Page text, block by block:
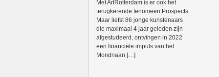
Met ArtRotterdam is er ook het
terugkerende fenomeen Prospects.
Maar liefst 86 jonge kunstenaars
die maximaal 4 jaar geleden zijn
afgestudeerd, ontvingen in 2022
een financiële impuls van het
Mondriaan […]